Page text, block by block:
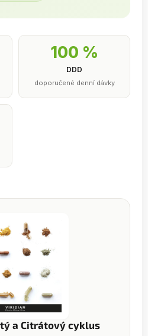
100 %
DDD
doporučené denní dávky
a Citrátový cyklus